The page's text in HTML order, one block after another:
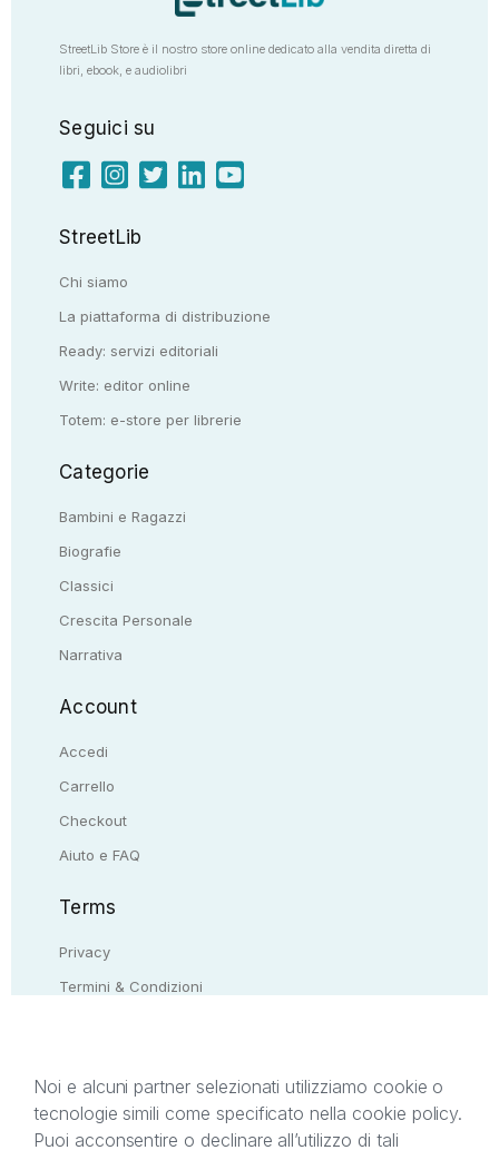
StreetLib Store è il nostro store online dedicato alla vendita diretta di
libri, ebook, e audiolibri
Seguici su
StreetLib
Chi siamo
La piattaforma di distribuzione
Ready: servizi editoriali
Write: editor online
Totem: e-store per librerie
Categorie
Bambini e Ragazzi
Biografie
Classici
Crescita Personale
Narrativa
Account
Accedi
Carrello
Checkout
Aiuto e FAQ
Terms
Privacy
Termini & Condizioni
Il presente sito web è di proprietà di StreetLib S.r.l.
Noi e alcuni partner selezionati utilizziamo cookie o
tecnologie simili come specificato nella cookie policy.
Puoi acconsentire o declinare all’utilizzo di tali